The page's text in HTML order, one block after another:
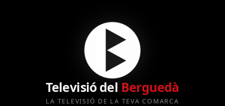
Televisió del Berguedà
LA TELEVISIÓ DE LA TEVA COMARCA